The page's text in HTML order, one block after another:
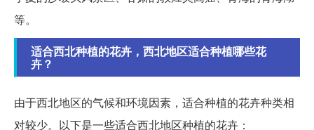
等。
适合西北种植的花卉，西北地区适合种植哪些花
卉？
由于西北地区的气候和环境因素，适合种植的花卉种类相
对较少。以下是一些适合西北地区种植的花卉：